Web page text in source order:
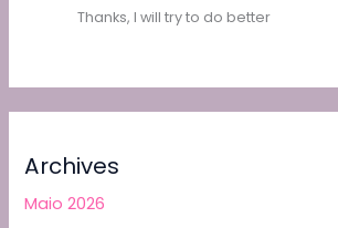
Thanks, I will try to do better
Archives
Maio 2026